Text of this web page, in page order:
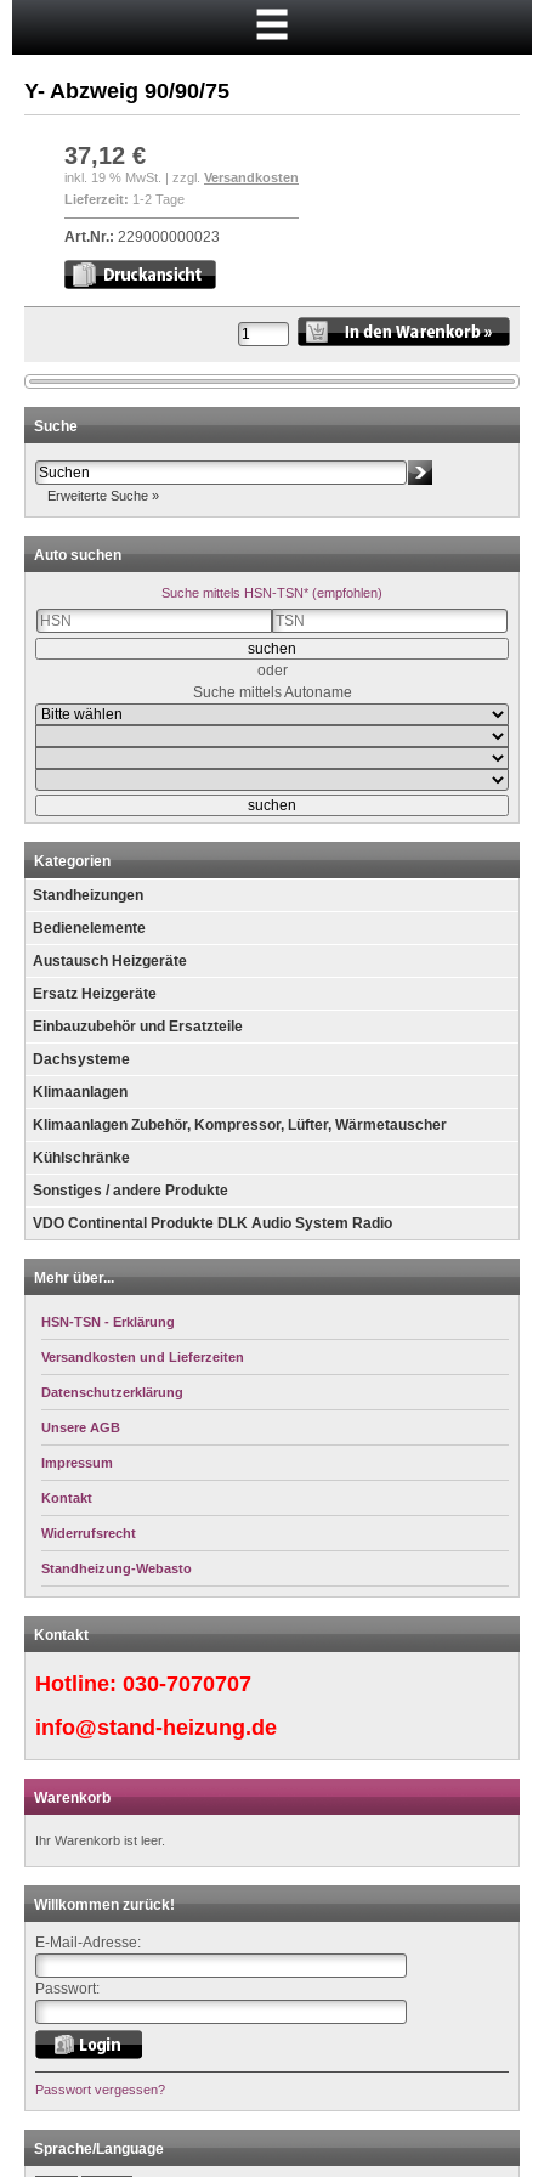
Neukunde?
Kasse
Anmelden
Y- Abzweig 90/90/75
37,12 €
inkl. 19 % MwSt. | zzgl. Versandkosten
Lieferzeit: 1-2 Tage
Art.Nr.: 229000000023
Suche
Erweiterte Suche »
Auto suchen
Suche mittels HSN-TSN* (empfohlen)
oder
Suche mittels Autoname
Kategorien
Standheizungen
Bedienelemente
Austausch Heizgeräte
Ersatz Heizgeräte
Einbauzubehör und Ersatzteile
Dachsysteme
Klimaanlagen
Klimaanlagen Zubehör, Kompressor, Lüfter, Wärmetauscher
Kühlschränke
Sonstiges / andere Produkte
VDO Continental Produkte DLK Audio System Radio
Mehr über...
HSN-TSN - Erklärung
Versandkosten und Lieferzeiten
Datenschutzerklärung
Unsere AGB
Impressum
Kontakt
Widerrufsrecht
Standheizung-Webasto
Kontakt
Hotline: 030-7070707
info@stand-heizung.de
Warenkorb
Ihr Warenkorb ist leer.
Willkommen zurück!
E-Mail-Adresse:
Passwort:
Passwort vergessen?
Sprache/Language